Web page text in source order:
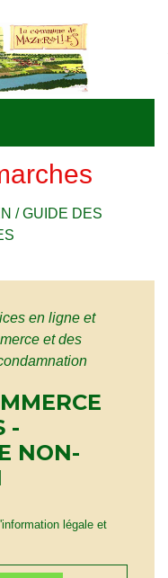
/GUIDE DES
en ligne et
et des
-
NON-
légale et